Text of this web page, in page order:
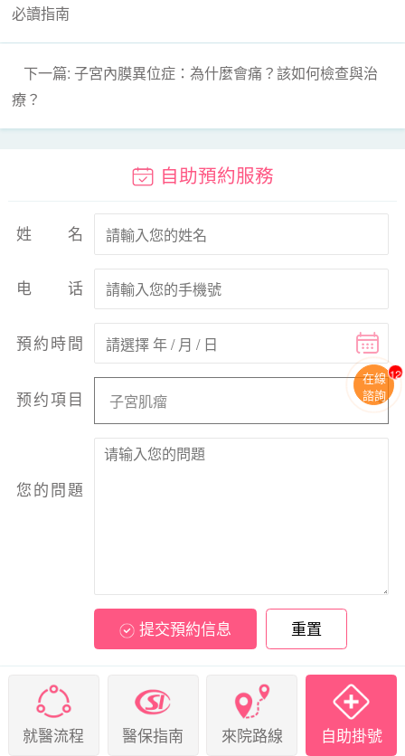
必讀指南
下一篇: 子宮內膜異位症：為什麼會痛？該如何檢查與治
療？
自助預約服務
姓名
电话
預約時間
预约項目
您的問題
提交預約信息 重置
就醫流程 醫保指南 來院路線 自助掛號
在線
諮詢
11